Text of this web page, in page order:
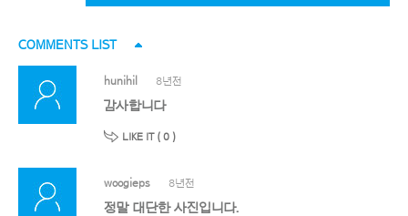
COMMENTS LIST
hunihil 8년전
감사합니다
LIKE IT ( 0 )
woogieps 8년전
정말 대단한 사진입니다.